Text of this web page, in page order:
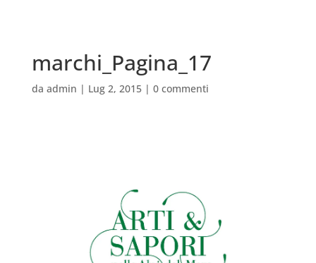
marchi_Pagina_17
da admin | Lug 2, 2015| 0 commenti